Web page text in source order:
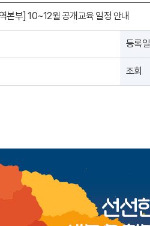
본부] 10~12월 공개교육 일정 안내
등록일
조회